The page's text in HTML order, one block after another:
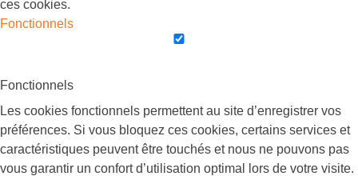
ces cookies.
Fonctionnels
Fonctionnels
Les cookies fonctionnels permettent au site d’enregistrer vos
préférences. Si vous bloquez ces cookies, certains services et
caractéristiques peuvent être touchés et nous ne pouvons pas
vous garantir un confort d’utilisation optimal lors de votre visite.